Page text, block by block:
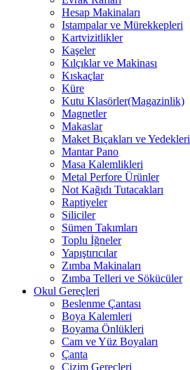
Hesap Makinaları
Istampalar ve Mürekkepleri
Kartvizitlikler
Kaşeler
Kılçıklar ve Makinası
Kıskaçlar
Küre
Kutu Klasörler(Magazinlik)
Magnetler
Makaslar
Maket Bıçakları ve Yedekleri
Mantar Pano
Masa Kalemlikleri
Metal Perfore Ürünler
Not Kağıdı Tutacakları
Raptiyeler
Siliciler
Sümen Takımları
Toplu İğneler
Yapıştırıcılar
Zımba Makinaları
Zımba Telleri ve Sökücüler
Okul Gereçleri
Beslenme Çantası
Boya Kalemleri
Boyama Önlükleri
Cam ve Yüz Boyaları
Çanta
Çizim Gereçleri